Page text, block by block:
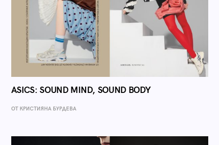
ASICS: SOUND MIND, SOUND BODY
ОТ КРИСТИЯНА БУРДЕВА